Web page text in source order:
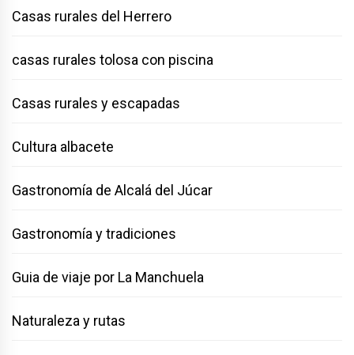
Casas rurales del Herrero
casas rurales tolosa con piscina
Casas rurales y escapadas
Cultura albacete
Gastronomía de Alcalá del Júcar
Gastronomía y tradiciones
Guia de viaje por La Manchuela
Naturaleza y rutas